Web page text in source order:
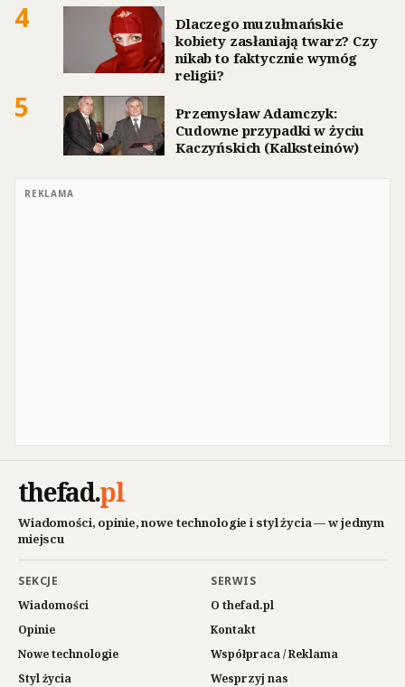
4
Dlaczego muzułmańskie
kobiety zasłaniają twarz? Czy
nikab to faktycznie wymóg
religii?
5
Przemysław Adamczyk:
Cudowne przypadki w życiu
Kaczyńskich (Kalksteinów)
REKLAMA
thefad.pl
Wiadomości, opinie, nowe technologie i styl życia — w jednym
miejscu
SEKCJE
Wiadomości
Opinie
Nowe technologie
Styl życia
SERWIS
O thefad.pl
Kontakt
Współpraca / Reklama
Wesprzyj nas